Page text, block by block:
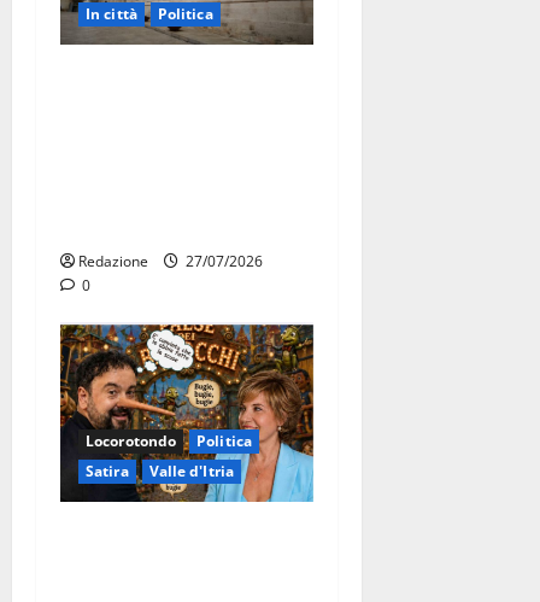
In città Politica
Redazione
27/07/2026
0
Locorotondo
Politica
Satira
Valle d'Itria